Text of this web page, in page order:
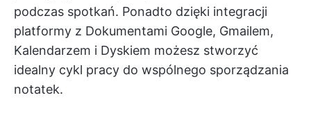
podczas spotkań. Ponadto dzięki integracji
platformy z Dokumentami Google, Gmailem,
Kalendarzem i Dyskiem możesz stworzyć
idealny cykl pracy do wspólnego sporządzania
notatek.